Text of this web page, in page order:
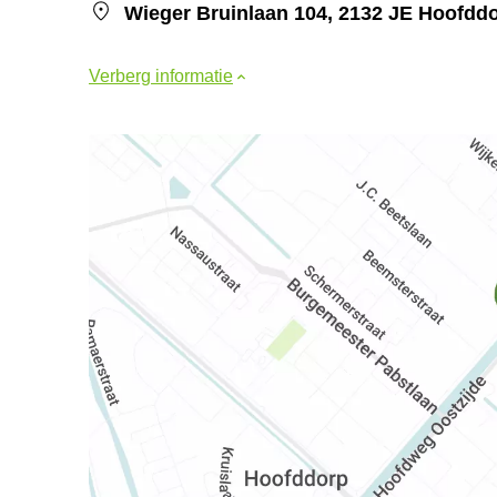
Wieger Bruinlaan 104, 2132 JE
Verberg informatie